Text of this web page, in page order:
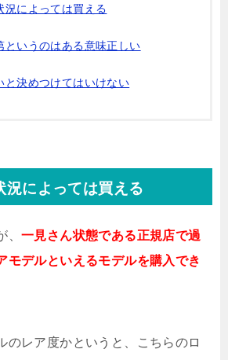
況によっては買える
というのはある意味正しい
と決めつけてはいけない
況によっては買える
、 一見さん状態である正規店で過
モデルといえるモデルを購入でき
のレア度かというと、こちらのロ